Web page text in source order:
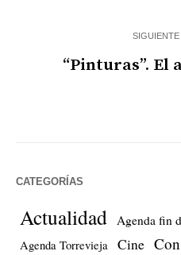
“Pinturas”.
CATEGORÍAS
Actualidad Agenda fin
Agenda Torrevieja Cine